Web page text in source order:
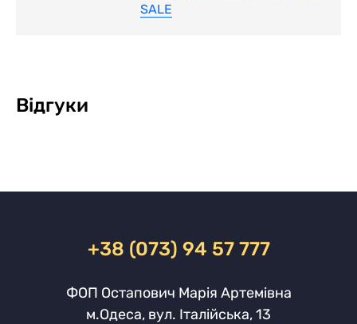
SALE
Відгуки
+38 (073) 94 57 777
ФОП Остапович Марія Артемівна
м.Одеса, вул. Італійська, 13